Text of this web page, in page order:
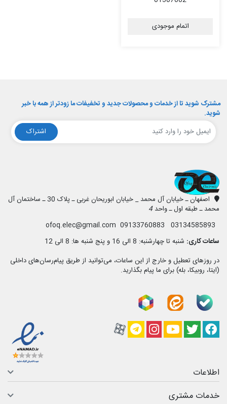
اتمام موجودی
مشترک شوید تا از خدمات و محصولات جدید و تخفیفات ما زودتر از همه با خبر
شوید.
اشتراک
اصفهان ـ خیابان آل محمد _ خیابان ابوریحان غربی ـ پلاک 30 ـ ساختمان آل
محمد ـ طبقه اول ـ واحد4
ساعات کاری: شنبه تا چهارشنبه: 8 الی 16 و پنج شنبه ها: 8 الی 12
در روزهای تعطیل و خارج از این ساعات، می‌توانید از طریق پیام‌رسان‌های داخلی
(ایتا، روبیکا، بله) برای ما پیام بگذارید.
فیسبوک
تویتریوتیوبکانال آپارات
کانال تلگرام
کانال آپارات
اطلاعات
خدمات مشتری